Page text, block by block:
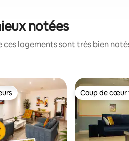
notées
logements sont très bien
Coup de cœur
Coup de cœur